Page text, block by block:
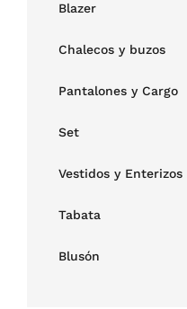
Blazer
Chalecos y buzos
Pantalones y Cargo
Set
Vestidos y Enterizos
Tabata
Blusón